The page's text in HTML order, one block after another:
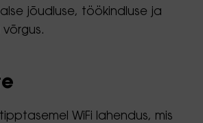
jõudluse, töökindluse ja
võrgus.
tipptasemel WiFi lahendus, mis